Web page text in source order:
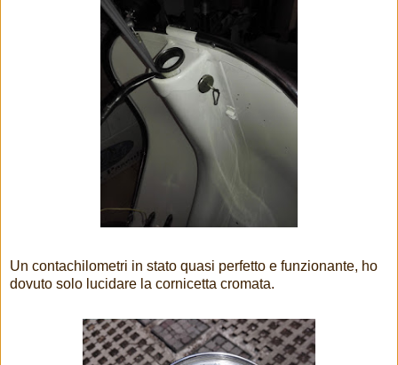
Un contachilometri in stato quasi perfetto e funzionante, ho
dovuto solo lucidare la cornicetta cromata.